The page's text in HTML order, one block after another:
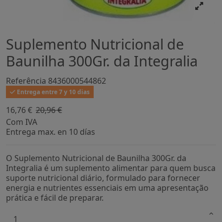
Suplemento Nutricional de
Baunilha 300Gr. da Integralia
Referência 8436000544862
Entrega entre 7 y 10 dias
16,76 € 20,96 €
Com IVA
Entrega max. en 10 días
O Suplemento Nutricional de Baunilha 300Gr. da
Integralia é um suplemento alimentar para quem busca
suporte nutricional diário, formulado para fornecer
energia e nutrientes essenciais em uma apresentação
prática e fácil de preparar.